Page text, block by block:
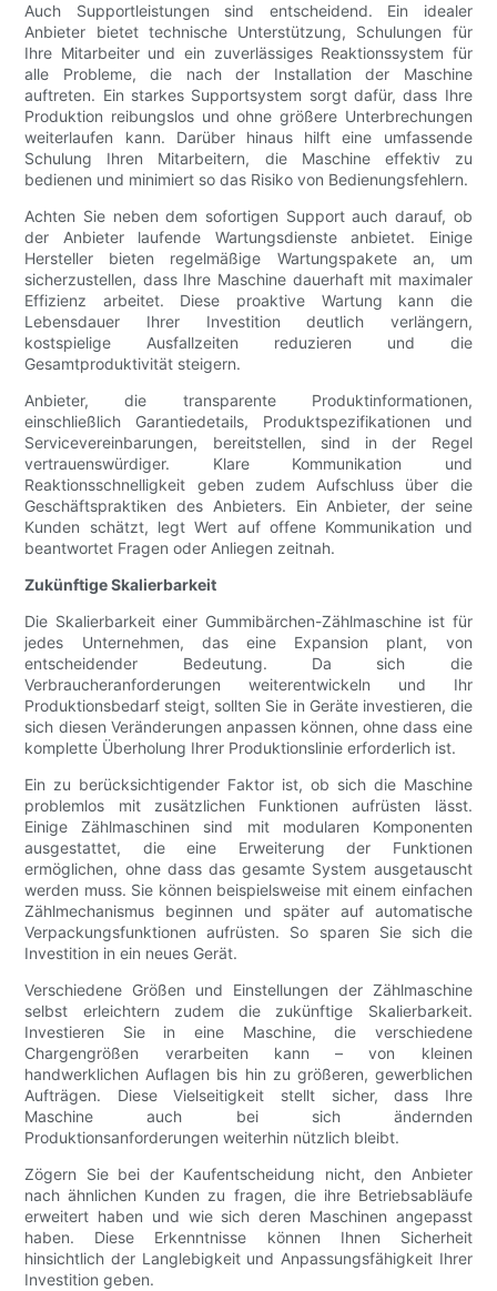
Auch Supportleistungen sind entscheidend. Ein idealer
Anbieter bietet technische Unterstützung, Schulungen für
Ihre Mitarbeiter und ein zuverlässiges Reaktionssystem für
alle Probleme, die nach der Installation der Maschine
auftreten. Ein starkes Supportsystem sorgt dafür, dass Ihre
Produktion reibungslos und ohne größere Unterbrechungen
weiterlaufen kann. Darüber hinaus hilft eine umfassende
Schulung Ihren Mitarbeitern, die Maschine effektiv zu
bedienen und minimiert so das Risiko von Bedienungsfehlern.
Achten Sie neben dem sofortigen Support auch darauf, ob
der Anbieter laufende Wartungsdienste anbietet. Einige
Hersteller bieten regelmäßige Wartungspakete an, um
sicherzustellen, dass Ihre Maschine dauerhaft mit maximaler
Effizienz arbeitet. Diese proaktive Wartung kann die
Lebensdauer Ihrer Investition deutlich verlängern,
kostspielige Ausfallzeiten reduzieren und die
Gesamtproduktivität steigern.
Anbieter, die transparente Produktinformationen,
einschließlich Garantiedetails, Produktspezifikationen und
Servicevereinbarungen, bereitstellen, sind in der Regel
vertrauenswürdiger. Klare Kommunikation und
Reaktionsschnelligkeit geben zudem Aufschluss über die
Geschäftspraktiken des Anbieters. Ein Anbieter, der seine
Kunden schätzt, legt Wert auf offene Kommunikation und
beantwortet Fragen oder Anliegen zeitnah.
Zukünftige Skalierbarkeit
Die Skalierbarkeit einer Gummibärchen-Zählmaschine ist für
jedes Unternehmen, das eine Expansion plant, von
entscheidender Bedeutung. Da sich die
Verbraucheranforderungen weiterentwickeln und Ihr
Produktionsbedarf steigt, sollten Sie in Geräte investieren, die
sich diesen Veränderungen anpassen können, ohne dass eine
komplette Überholung Ihrer Produktionslinie erforderlich ist.
Ein zu berücksichtigender Faktor ist, ob sich die Maschine
problemlos mit zusätzlichen Funktionen aufrüsten lässt.
Einige Zählmaschinen sind mit modularen Komponenten
ausgestattet, die eine Erweiterung der Funktionen
ermöglichen, ohne dass das gesamte System ausgetauscht
werden muss. Sie können beispielsweise mit einem einfachen
Zählmechanismus beginnen und später auf automatische
Verpackungsfunktionen aufrüsten. So sparen Sie sich die
Investition in ein neues Gerät.
Verschiedene Größen und Einstellungen der Zählmaschine
selbst erleichtern zudem die zukünftige Skalierbarkeit.
Investieren Sie in eine Maschine, die verschiedene
Chargengrößen verarbeiten kann – von kleinen
handwerklichen Auflagen bis hin zu größeren, gewerblichen
Aufträgen. Diese Vielseitigkeit stellt sicher, dass Ihre
Maschine auch bei sich ändernden
Produktionsanforderungen weiterhin nützlich bleibt.
Zögern Sie bei der Kaufentscheidung nicht, den Anbieter
nach ähnlichen Kunden zu fragen, die ihre Betriebsabläufe
erweitert haben und wie sich deren Maschinen angepasst
haben. Diese Erkenntnisse können Ihnen Sicherheit
hinsichtlich der Langlebigkeit und Anpassungsfähigkeit Ihrer
Investition geben.